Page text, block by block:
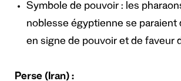
Symbole de pouvoir : les
noblesse égyptienne se paraient
en signe de pouvoir et de faveur
Perse (Iran) :